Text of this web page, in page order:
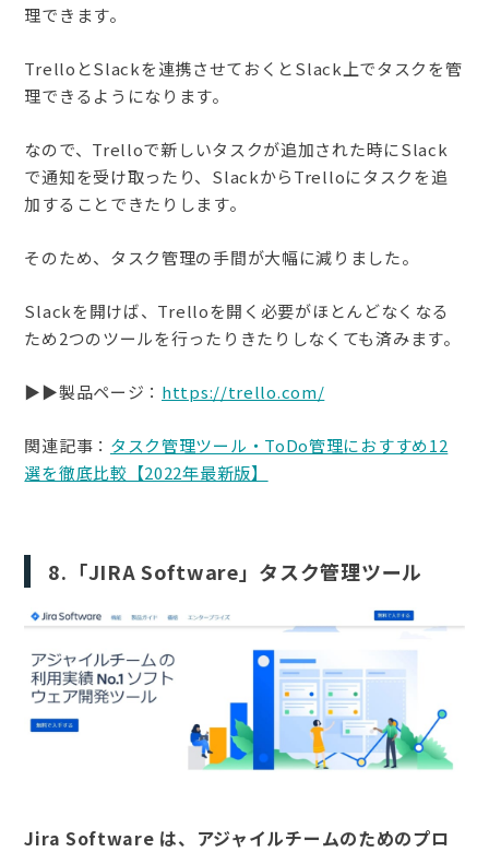
理できます。
TrelloとSlackを連携させておくとSlack上でタスクを管
理できるようになります。
なので、Trelloで新しいタスクが追加された時にSlack
で通知を受け取ったり、SlackからTrelloにタスクを追
加することできたりします。
そのため、タスク管理の手間が大幅に減りました。
Slackを開けば、Trelloを開く必要がほとんどなくなる
ため2つのツールを行ったりきたりしなくても済みます。
▶︎▶︎製品ページ： https://trello.com/
関連記事： タスク管理ツール・ToDo管理におすすめ12
選を徹底比較【2022年最新版】
8.「JIRA Software」タスク管理ツール
Jira Software は、アジャイルチームのためのプロ